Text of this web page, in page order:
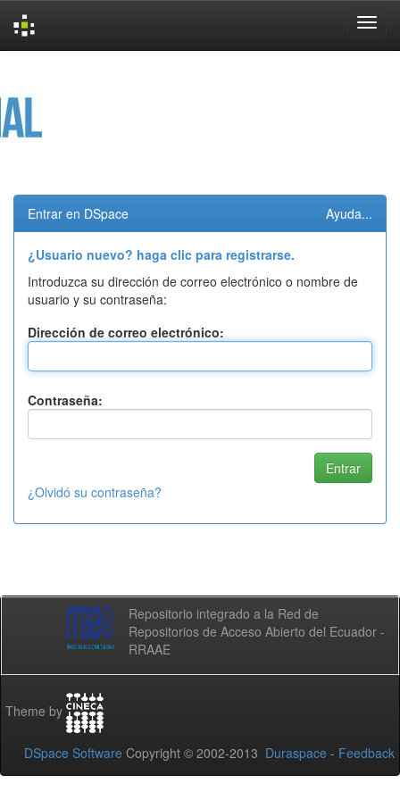
Entrar en DSpace Ayuda...
¿Usuario nuevo? haga clic para registrarse.
Introduzca su dirección de correo electrónico o nombre de
usuario y su contraseña:
Dirección de correo electrónico:
Contraseña:
¿Olvidó su contraseña?
Repositorio integrado a la Red de
Repositorios de Acceso Abierto del Ecuador -
RRAAE
Theme by
DSpace Software Copyright © 2002-2013 Duraspace - Feedback